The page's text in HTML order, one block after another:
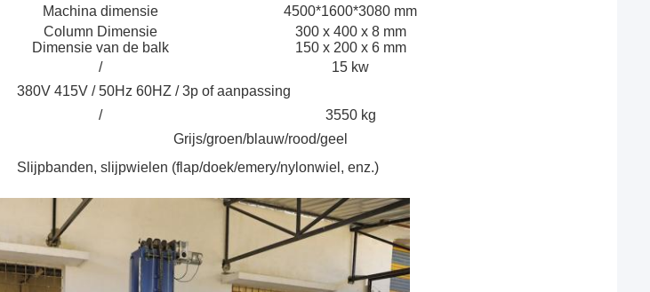
Machina dimensie
4500*1600*3080 mm
Column Dimensie
300 x 400 x 8 mm
Dimensie van de balk
150 x 200 x 6 mm
/
15 kw
380V 415V / 50Hz 60HZ / 3p of aanpassing
/
3550 kg
Grijs/groen/blauw/rood/geel
Slijpbanden, slijpwielen (flap/doek/emery/nylonwiel, enz.)